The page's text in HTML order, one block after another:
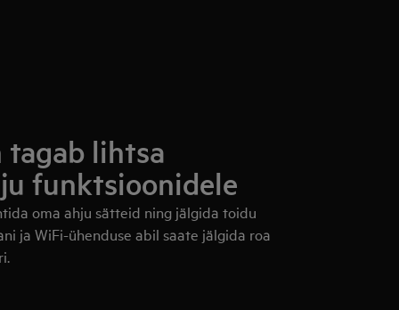
tagab lihtsa
funktsioonidele
oma ahju sätteid ning jälgida toidu
ja WiFi-ühenduse abil saate jälgida roa